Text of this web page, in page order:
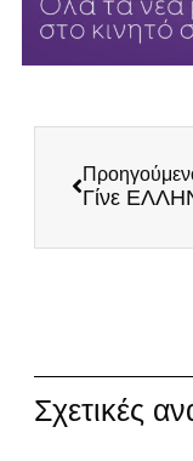
Σχετικές